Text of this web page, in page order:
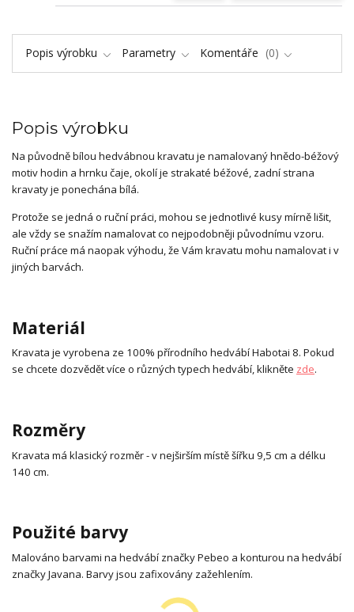
Popis výrobku Parametry Komentáře 0
Popis výrobku
Na původně bílou hedvábnou kravatu je namalovaný hnědo-béžový
motiv hodin a hrnku čaje, okolí je strakaté béžové, zadní strana
kravaty je ponechána bílá.
Protože se jedná o ruční práci, mohou se jednotlivé kusy mírně lišit,
ale vždy se snažím namalovat co nejpodobněji původnímu vzoru.
Ruční práce má naopak výhodu, že Vám kravatu mohu namalovat i v
jiných barvách.
Materiál
Kravata je vyrobena ze 100% přírodního hedvábí Habotai 8. Pokud
se chcete dozvědět více o různých typech hedvábí, klikněte zde.
Rozměry
Kravata má klasický rozměr - v nejširším místě šířku 9,5 cm a délku
140 cm.
Použité barvy
Malováno barvami na hedvábí značky Pebeo a konturou na hedvábí
značky Javana. Barvy jsou zafixovány zažehlením.